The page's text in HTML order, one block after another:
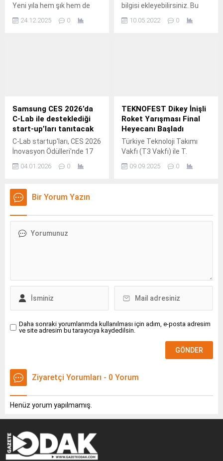
Yeni yıla hem şık hem de
yapmak isteyenler için Acer,
24.12.2025 0
bilgisi ekleyebilirsiniz. Bu
sayfasında "Özet"
10.05.2022 0
Samsung CES 2026’da
C-Lab ile desteklediği
start-up’ları tanıtacak
C-Lab startup'ları, CES 2026
İnovasyon Ödülleri'nde 17
04.01.2026 0
TEKNOFEST Dikey İnişli
Roket Yarışması Final
Heyecanı Başladı
Türkiye Teknoloji Takımı
Vakfı (T3 Vakfı) ile T.
09.09.2025 0
Bir Yorum Yazın
Daha sonraki yorumlarımda kullanılması için adım, e-posta adresim
ve site adresim bu tarayıcıya kaydedilsin.
Ziyaretçi Yorumları - 0 Yorum
Henüz yorum yapılmamış.